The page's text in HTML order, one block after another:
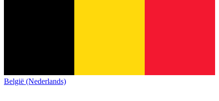
België (Nederlands)